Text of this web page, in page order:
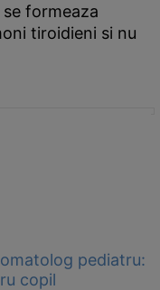
formeaza
tiroidieni si nu
pediatru:
copil